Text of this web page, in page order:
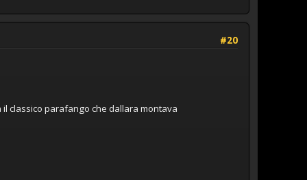
#20
classico parafango che dallara montava